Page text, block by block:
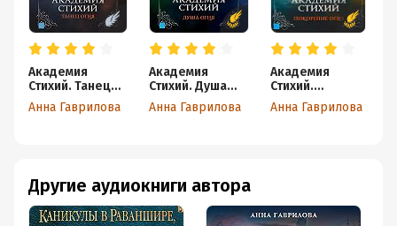
Академия
Стихий. Танец
Огня
Анна Гаврилова
Академия
Стихий. Душа
Огня
Анна Гаврилова
Академия
Стихий.
Покорение
Огня
Анна Гаврилова
Другие аудиокниги автора